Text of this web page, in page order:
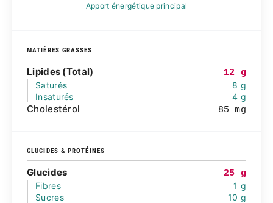
Apport énergétique principal
MATIÈRES GRASSES
Lipides (Total)
12 g
Saturés
8 g
Insaturés
4 g
Cholestérol 85 mg
GLUCIDES & PROTÉINES
Glucides
25 g
Fibres
1 g
Sucres
10 g